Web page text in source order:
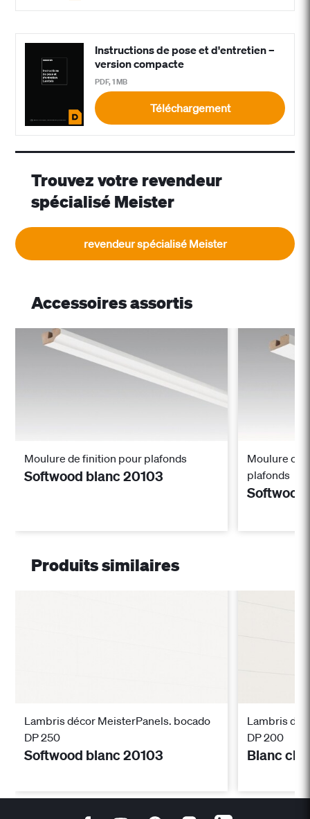
Instructions de pose et d'entretien –
version compacte
PDF, 1 MB
Téléchargement
Trouvez votre revendeur
spécialisé Meister
revendeur spécialisé Meister
Accessoires assortis
Moulure de finition pour plafonds
Softwood blanc 20103
Moulure
plafonds
Softwood
Produits similaires
Lambris décor MeisterPanels. bocado
DP 250
Softwood blanc 20103
Lambris
DP 200
Blanc